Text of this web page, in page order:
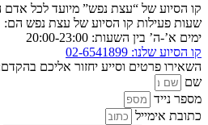
קו הסיוע של “עצת נפש” מיועד לכל אדם
שעות פעילות קו הסיוע של עצת נפש הם:
ימים א’-ה’ בין השעות: 20:00-23:00
קו הסיוע שלנו: 02-6541899
השאירו פרטים וסייע יחזור אליכם
שם
מספר נייד
כתובת אימייל